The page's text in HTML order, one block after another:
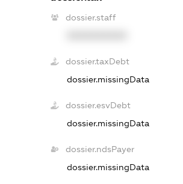
dossier.staff
dossier.taxDebt
dossier.missingData
dossier.esvDebt
dossier.missingData
dossier.ndsPayer
dossier.missingData